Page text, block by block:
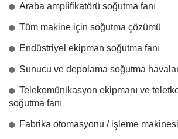
Araba amplifikatörü soğutma fanı
Tüm makine için soğutma çözümü
Endüstriyel ekipman soğutma fanı
Sunucu ve depolama soğutma
Telekomünikasyon ekipmanı ve
soğutma fanı
Fabrika otomasyonu / işleme